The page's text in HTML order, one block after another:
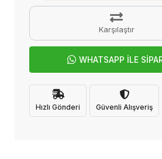
Karşılaştır
WHATSAPP İLE
Hızlı Gönderi Güvenli Alışveriş